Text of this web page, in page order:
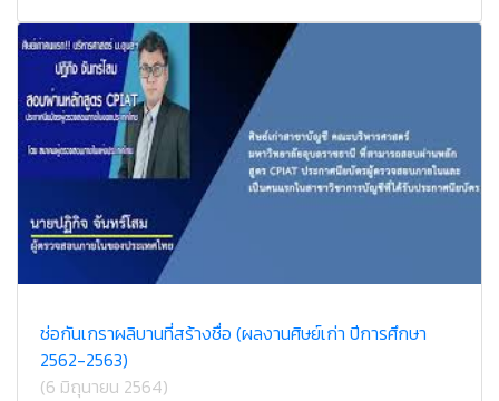
ช่อกันเกราผลิบานที่สร้างชื่อ (ผลงานศิษย์เก่า ปีการศึกษา
2562-2563)
(6 มิถุนายน 2564)